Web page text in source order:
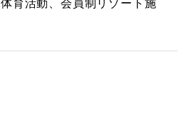
育活動、会員制リゾート施